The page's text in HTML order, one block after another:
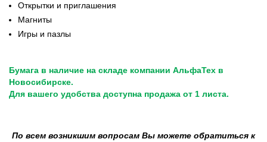
Открытки и приглашения
Магниты
Игры и пазлы
Бумага в наличие на складе компании АльфаТех в
Новосибирске.
Для вашего удобства доступна продажа от 1 листа.
По всем возникшим вопросам Вы можете обратиться к